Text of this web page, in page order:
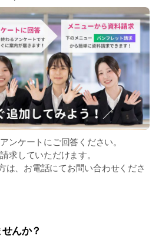
ンケートにご回答ください。
求していただけます。
は、お電話にてお問い合わせくださ
んか？